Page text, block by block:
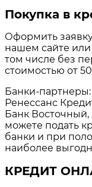
Покупка в
Оформить
нашем сайте
том числе без
стоимостью от
Банки-
Ренессанс
Банк
можете подать
банки и при
наиболее
КРЕДИТ